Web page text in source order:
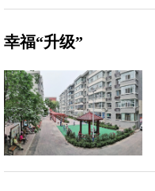
幸福“升级”